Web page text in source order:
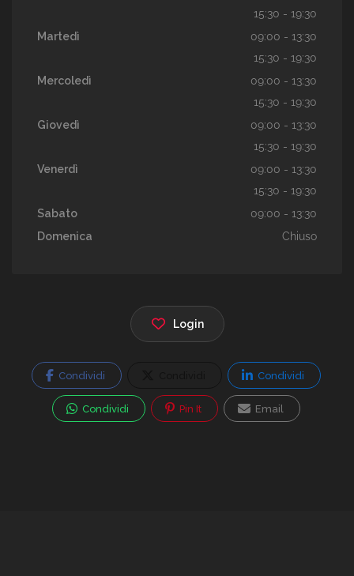
15:30 - 19:30
Martedì
09:00 - 13:30
15:30 - 19:30
Mercoledì
09:00 - 13:30
15:30 - 19:30
Giovedì
09:00 - 13:30
15:30 - 19:30
Venerdì
09:00 - 13:30
15:30 - 19:30
Sabato
09:00 - 13:30
Domenica
Chiuso
Login
Condividi Condividi
Condividi Pin It Email